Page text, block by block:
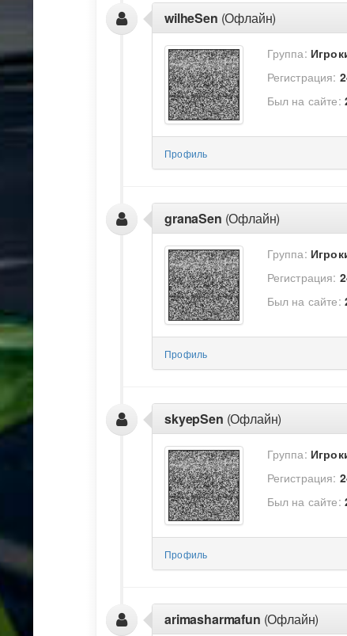
wilheSen (Офлайн)
Группа:
Регистрация:
Был на сайте:
Профиль
granaSen (Офлайн)
Группа:
Регистрация:
Был на сайте:
Профиль
skyepSen (Офлайн)
Группа:
Регистрация:
Был на сайте:
Профиль
arimasharmafun (Офлайн)